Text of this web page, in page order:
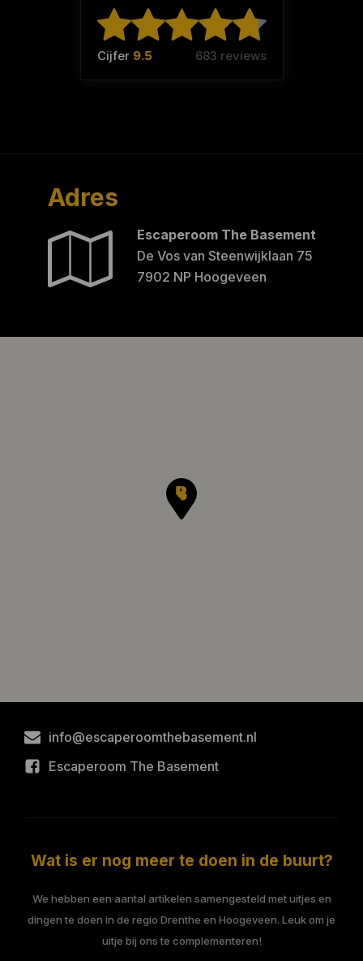
Cijfer 9.5 683 reviews
Adres
Escaperoom The Basement
De Vos van Steenwijklaan 75
7902 NP Hoogeveen
info@escaperoomthebasement.nl
Escaperoom The Basement
Wat is er nog meer te doen in de buurt?
We hebben een aantal artikelen samengesteld met uitjes en
dingen te doen in de regio Drenthe en Hoogeveen. Leuk om je
uitje bij ons te complementeren!